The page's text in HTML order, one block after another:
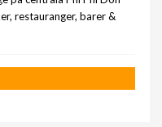
restauranger, barer &